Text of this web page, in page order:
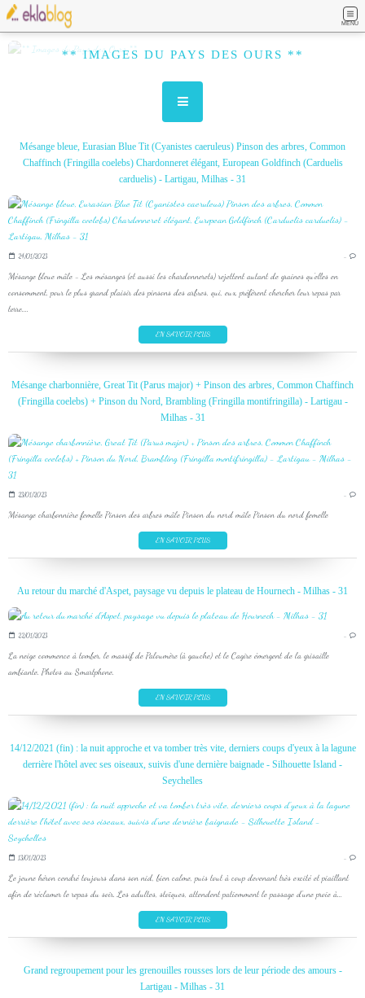
MENU
** IMAGES DU PAYS DES OURS **
Mésange bleue, Eurasian Blue Tit (Cyanistes caeruleus) Pinson des arbres, Common
Chaffinch (Fringilla coelebs) Chardonneret élégant, European Goldfinch (Carduelis
carduelis) - Lartigau, Milhas - 31
24/01/2023 …
Mésange bleue mâle - Les mésanges (et aussi les chardonnerets) rejettent autant de graines qu'elles en
consomment, pour le plus grand plaisir des pinsons des arbres, qui, eux, préfèrent chercher leur repas par
terre....
EN SAVOIR PLUS
Mésange charbonnière, Great Tit (Parus major) + Pinson des arbres, Common Chaffinch
(Fringilla coelebs) + Pinson du Nord, Brambling (Fringilla montifringilla) - Lartigau -
Milhas - 31
23/01/2023 …
Mésange charbonnière femelle Pinson des arbres mâle Pinson du nord mâle Pinson du nord femelle
EN SAVOIR PLUS
Au retour du marché d'Aspet, paysage vu depuis le plateau de Hournech - Milhas - 31
22/01/2023 …
La neige commence à tomber, le massif de Paloumère (à gauche) et le Cagire émergent de la grisaille
ambiante. Photos au Smartphone.
EN SAVOIR PLUS
14/12/2021 (fin) : la nuit approche et va tomber très vite, derniers coups d'yeux à la lagune
derrière l'hôtel avec ses oiseaux, suivis d'une dernière baignade - Silhouette Island -
Seychelles
13/01/2023 …
Le jeune héron cendré toujours dans son nid, bien calme, puis tout à coup devenant très excité et piaillant
afin de réclamer le repas du soir. Les adultes, stoïques, attendent patiemment le passage d'une proie à...
EN SAVOIR PLUS
Grand regroupement pour les grenouilles rousses lors de leur période des amours -
Lartigau - Milhas - 31